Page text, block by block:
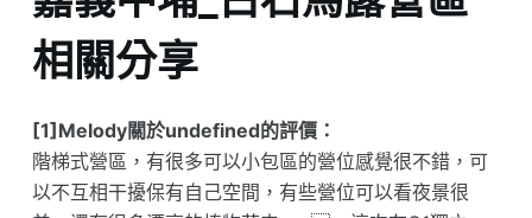
相關分享
[1]Melody關於undefined的評價：
階梯式營區，有很多可以小包區的營位感覺很不錯，可
以不互相干擾保有自己空間，有些營位可以看夜景很